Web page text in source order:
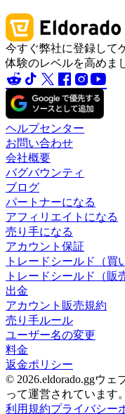
今すぐ弊社に登録して
体験のレベルを高めま
ヘルプセンター
お問い合わせ
会社概要
バグバウンティ
ブログ
パートナーになる
アフィリエイトになる
売り手になる
アカウント保証
トレードシールド（買
トレードシールド（販
出金
アカウント販売規約
売り手ルール
ユーザー名の変更
料金
返金ポリシー
© 2026.eldorado.ggウェ
って運営されています。
利用規約プライバシー